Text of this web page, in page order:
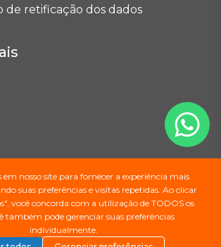
em nosso site para fornecer a experiência mais
suas preferências e visitas repetidas. Ao clicar
você concorda com a utilização de TODOS os
também pode gerenciar suas preferências
individualmente.
retificação dos dados